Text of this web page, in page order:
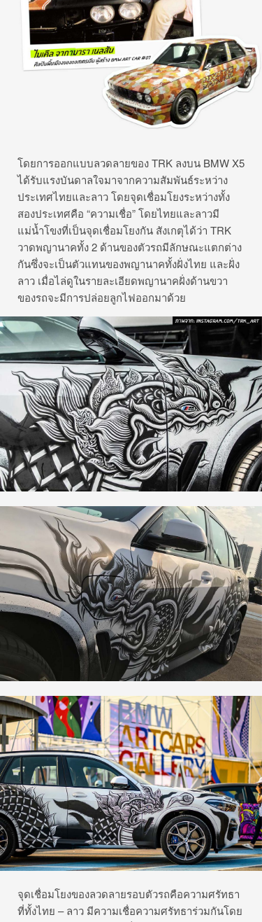
โดยการออกแบบลวดลายของ TRK ลงบน BMW X5
ได้รับแรงบันดาลใจมาจากความสัมพันธ์ระหว่าง
ประเทศไทยและลาว โดยจุดเชื่อมโยงระหว่างทั้ง
สองประเทศคือ “ความเชื่อ” โดยไทยและลาวมี
แม่น้ำโขงที่เป็นจุดเชื่อมโยงกัน สังเกตุได้ว่า TRK
วาดพญานาคทั้ง 2 ด้านของตัวรถมีลักษณะแตกต่าง
กันซึ่งจะเป็นตัวแทนของพญานาคทั้งฝั่งไทย และฝั่ง
ลาว เมื่อไล่ดูในรายละเอียดพญานาคฝั่งด้านขวา
ของรถจะมีการปล่อยลูกไฟออกมาด้วย
จุดเชื่อมโยงของลวดลายรอบตัวรถคือความศรัทธา
ที่ทั้งไทย – ลาว มีความเชื่อความศรัทธาร่วมกันโดย